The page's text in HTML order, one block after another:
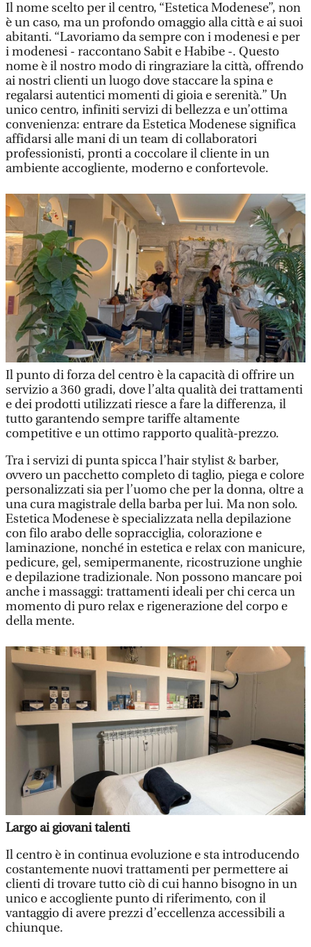
Il nome scelto per il centro, “Estetica Modenese”, non
è un caso, ma un profondo omaggio alla città e ai suoi
abitanti. “Lavoriamo da sempre con i modenesi e per
i modenesi - raccontano Sabit e Habibe -. Questo
nome è il nostro modo di ringraziare la città, offrendo
ai nostri clienti un luogo dove staccare la spina e
regalarsi autentici momenti di gioia e serenità.” Un
unico centro, infiniti servizi di bellezza e un’ottima
convenienza: entrare da Estetica Modenese significa
affidarsi alle mani di un team di collaboratori
professionisti, pronti a coccolare il cliente in un
ambiente accogliente, moderno e confortevole.
Il punto di forza del centro è la capacità di offrire un
servizio a 360 gradi, dove l’alta qualità dei trattamenti
e dei prodotti utilizzati riesce a fare la differenza, il
tutto garantendo sempre tariffe altamente
competitive e un ottimo rapporto qualità-prezzo.
Tra i servizi di punta spicca l’hair stylist & barber,
ovvero un pacchetto completo di taglio, piega e colore
personalizzati sia per l’uomo che per la donna, oltre a
una cura magistrale della barba per lui. Ma non solo.
Estetica Modenese è specializzata nella depilazione
con filo arabo delle sopracciglia, colorazione e
laminazione, nonché in estetica e relax con manicure,
pedicure, gel, semipermanente, ricostruzione unghie
e depilazione tradizionale. Non possono mancare poi
anche i massaggi: trattamenti ideali per chi cerca un
momento di puro relax e rigenerazione del corpo e
della mente.
Largo ai giovani talenti
Il centro è in continua evoluzione e sta introducendo
costantemente nuovi trattamenti per permettere ai
clienti di trovare tutto ciò di cui hanno bisogno in un
unico e accogliente punto di riferimento, con il
vantaggio di avere prezzi d’eccellenza accessibili a
chiunque.